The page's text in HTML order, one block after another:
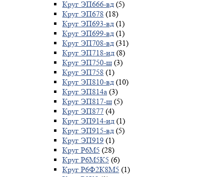
Круг ЭП666-вд (5)
Круг ЭП678 (18)
Круг ЭП693-вд (1)
Круг ЭП699-вд (1)
Круг ЭП708-вд (31)
Круг ЭП718-ид (8)
Круг ЭП750-ш (3)
Круг ЭП758 (1)
Круг ЭП810-вд (10)
Круг ЭП814а (3)
Круг ЭП817-ш (5)
Круг ЭП877 (4)
Круг ЭП914-ид (1)
Круг ЭП915-вд (5)
Круг ЭП919 (1)
Круг Р6М5 (28)
Круг Р6М5К5 (6)
Круг Р6Ф2К8М5 (1)